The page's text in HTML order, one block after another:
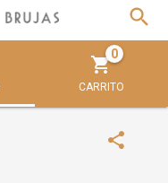
CARRITO
0